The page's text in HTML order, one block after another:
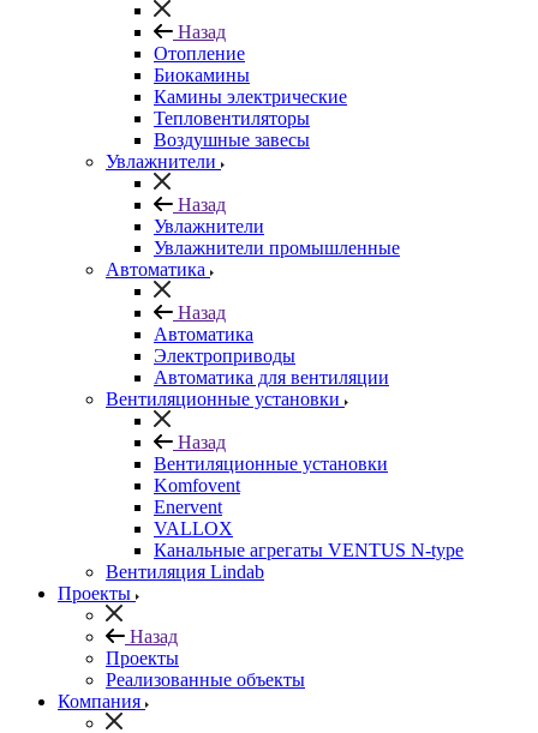
Назад
Отопление
Биокамины
Камины электрические
Тепловентиляторы
Воздушные завесы
Увлажнители
Назад
Увлажнители
Увлажнители промышленные
Автоматика
Назад
Автоматика
Электроприводы
Автоматика для вентиляции
Вентиляционные установки
Назад
Вентиляционные установки
Komfovent
Enervent
VALLOX
Канальные агрегаты VENTUS N-type
Вентиляция Lindab
Проекты
Назад
Проекты
Реализованные объекты
Компания